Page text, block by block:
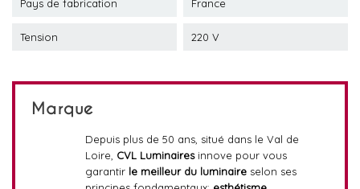
Pays de fabrication France
Tension 220 V
Marque
Depuis plus de 50 ans, situé dans le Val de
Loire, CVL Luminairesinnove pour vous
garantir le meilleur du luminaireselon ses